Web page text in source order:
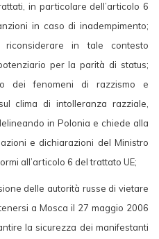
in particolare dell’articolo 6
in caso di inadempimento;
in tale contesto
per la parità di status;
dei fenomeni di razzismo e
clima di intolleranza razziale,
in Polonia e chiede alla
e dichiarazioni del Ministro
all’articolo 6 del trattato UE;
delle autorità russe di vietare
a Mosca il 27 maggio 2006
la sicurezza dei manifestanti